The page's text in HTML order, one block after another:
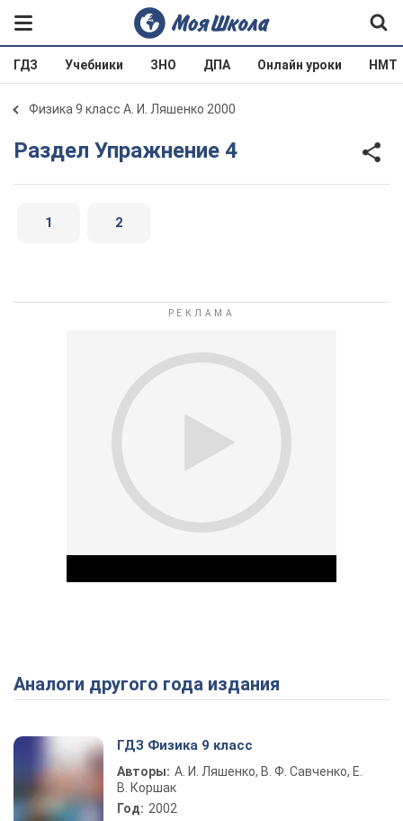
ГДЗ Учебники ЗНО ДПА Онлайн уроки НМТ
Физика 9 класс А. И. Ляшенко 2000
Раздел Упражнение 4
1 2
Play Video
Аналоги другого года издания
ГДЗ Физика 9 класс
Авторы: А. И. Ляшенко, В. Ф. Савченко, Е.
В. Коршак
Год: 2002